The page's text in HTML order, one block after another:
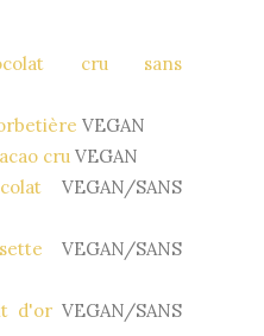
cru sans
VEGAN
cru VEGAN
VEGAN/SANS
VEGAN/SANS
d'or VEGAN/SANS